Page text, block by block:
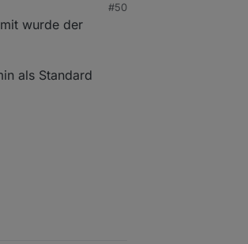
#50
wurde der
als Standard